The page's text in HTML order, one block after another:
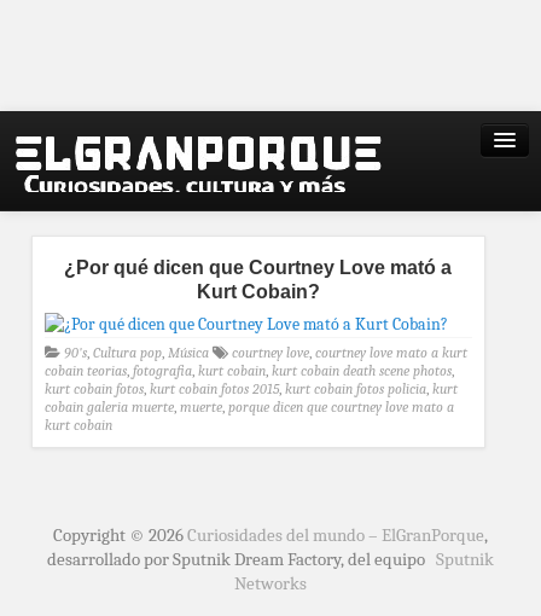
¿Por qué dicen que Courtney Love mató a
Kurt Cobain?
90's, Cultura pop, Música courtney love, courtney love mato a kurt
cobain teorias, fotografia, kurt cobain, kurt cobain death scene photos,
kurt cobain fotos, kurt cobain fotos 2015, kurt cobain fotos policia, kurt
cobain galeria muerte, muerte, porque dicen que courtney love mato a
kurt cobain
Copyright © 2026Curiosidades del mundo – ElGranPorque,
desarrollado por Sputnik Dream Factory, del equipo Sputnik
Networks